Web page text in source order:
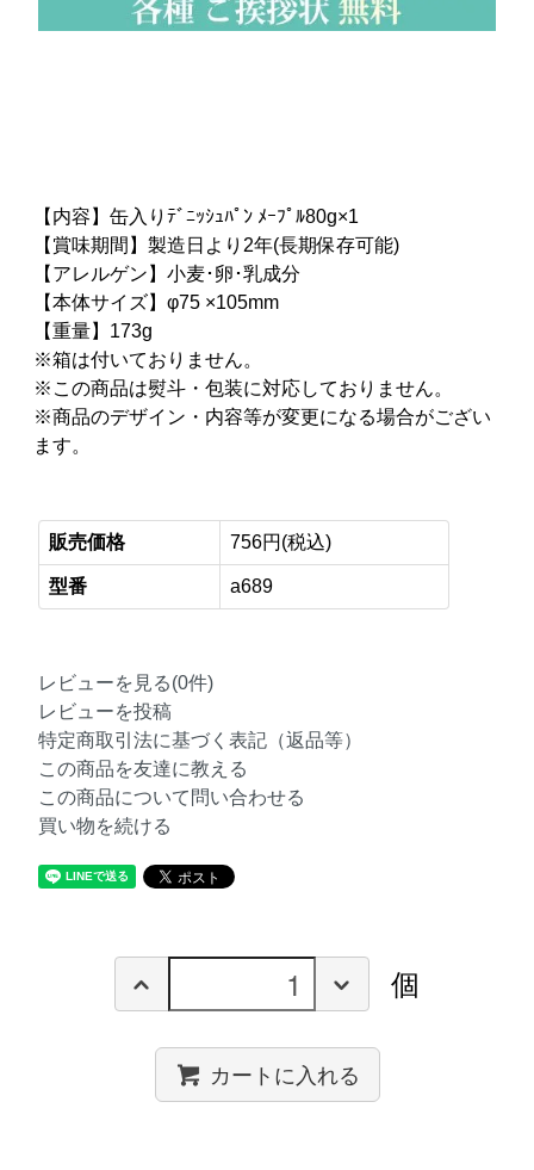
【内容】缶入りﾃﾞﾆｯｼｭﾊﾟﾝ ﾒｰﾌﾟﾙ80g×1
【賞味期間】製造日より2年(長期保存可能)
【アレルゲン】小麦･卵･乳成分
【本体サイズ】φ75 ×105mm
【重量】173g
※箱は付いておりません。
※この商品は熨斗・包装に対応しておりません。
※商品のデザイン・内容等が変更になる場合がござい
ます。
販売価格 756円(税込)
型番 a689
レビューを見る(0件)
レビューを投稿
特定商取引法に基づく表記（返品等）
この商品を友達に教える
この商品について問い合わせる
買い物を続ける
個
カートに入れる